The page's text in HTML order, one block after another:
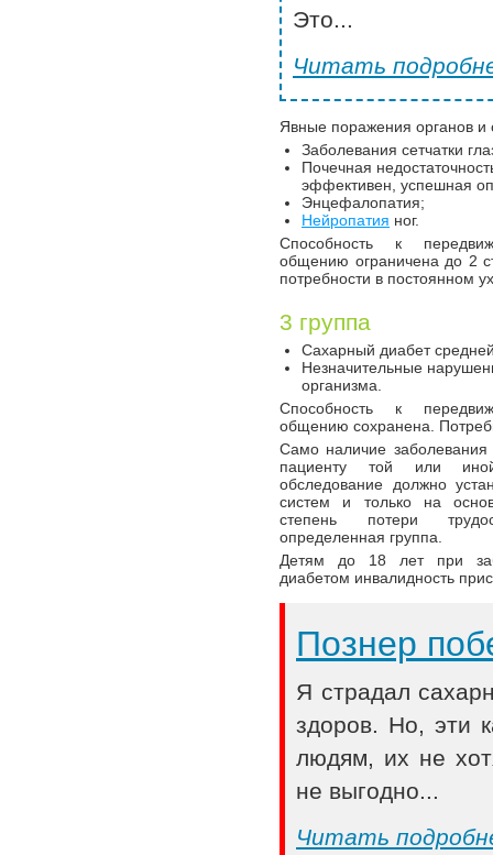
Это...
Читать
Явные поражения органов и
Заболевания сетчатки
Почечная
эффективен, успешная
Энцефалопатия;
Нейропатия ног.
Способность к
общению ограничена до 2
потребности в постоянном
3 группа
Сахарный диабет
Незначительные
организма.
Способность к
общению сохранена.
Само наличие
пациенту той или
обследование должно
систем и только на
степень потери
определенная группа.
Детям до 18 лет при
диабетом инвалидность
Познер
Я страдал
здоров. Но, эти
людям, их не
не выгодно...
Читать